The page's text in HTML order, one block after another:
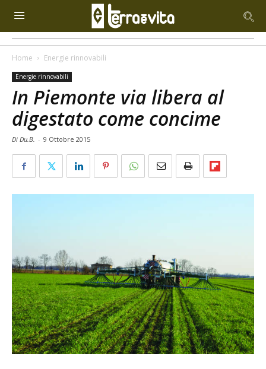
Home Energie rinnovabili
Energie rinnovabili
In Piemonte via libera al
digestato come concime
Di Du.B. - 9 Ottobre 2015